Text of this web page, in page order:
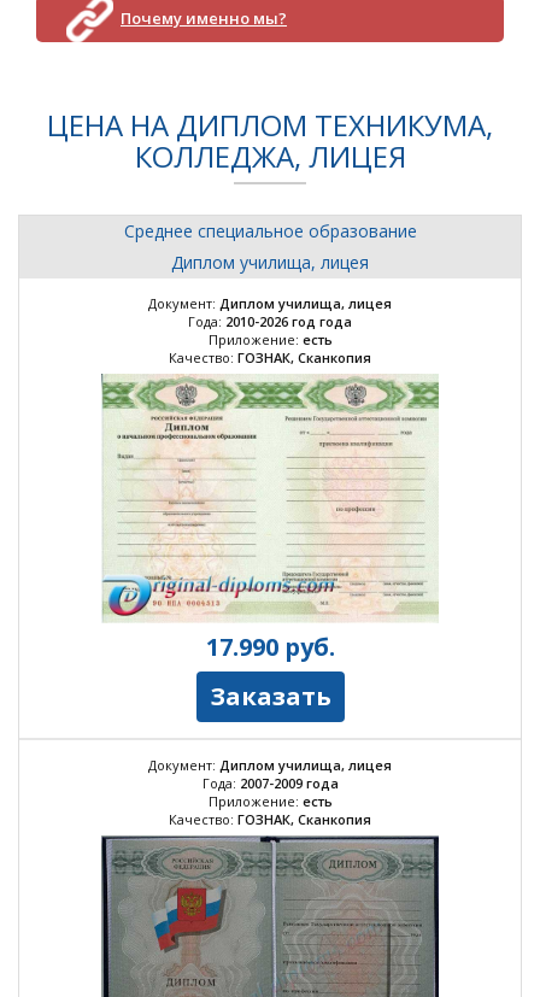
Почему именно мы?
ЦЕНА НА ДИПЛОМ ТЕХНИКУМА,
КОЛЛЕДЖА, ЛИЦЕЯ
Среднее специальное образование
Диплом училища, лицея
Документ: Диплом училища, лицея
Года: 2010-2026 год года
Приложение: есть
Качество: ГОЗНАК, Сканкопия
17.990 руб.
Заказать
Документ: Диплом училища, лицея
Года: 2007-2009 года
Приложение: есть
Качество: ГОЗНАК, Сканкопия